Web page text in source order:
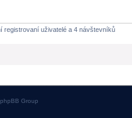
registrovaní uživatelé a 4 návštevníků
Group